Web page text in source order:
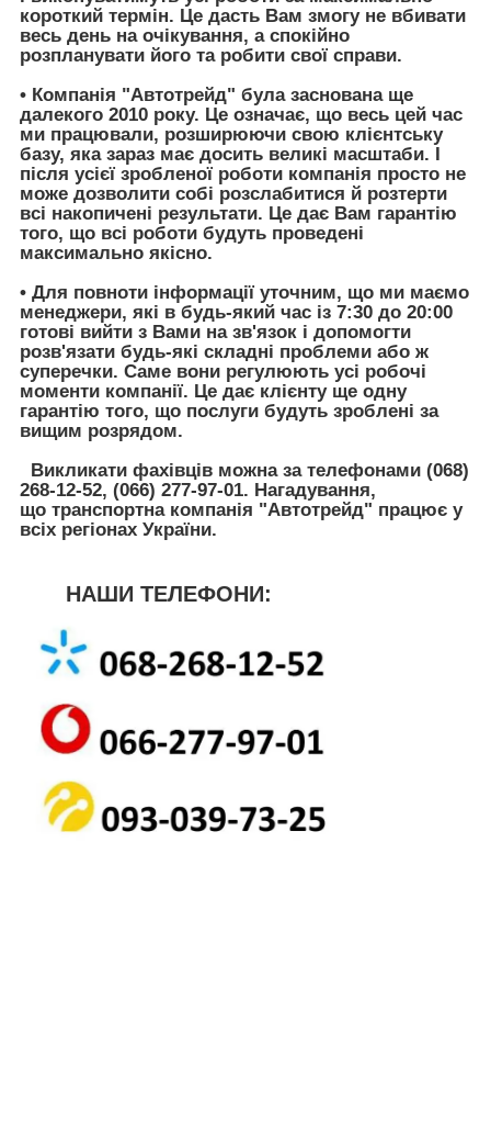
короткий термін. Це дасть Вам змогу не вбивати
весь день на очікування, а спокійно
розпланувати його та робити свої справи.
• Компанія "Автотрейд" була заснована ще
далекого 2010 року. Це означає, що весь цей час
ми працювали, розширюючи свою клієнтську
базу, яка зараз має досить великі масштаби. І
після усієї зробленої роботи компанія просто не
може дозволити собі розслабитися й розтерти
всі накопичені результати. Це дає Вам гарантію
того, що всі роботи будуть проведені
максимально якісно.
• Для повноти інформації уточним, що ми маємо
менеджери, які в будь-який час із 7:30 до 20:00
готові вийти з Вами на зв'язок і допомогти
розв'язати будь-які складні проблеми або ж
суперечки. Саме вони регулюють усі робочі
моменти компанії. Це дає клієнту ще одну
гарантію того, що послуги будуть зроблені за
вищим розрядом.
Викликати фахівців можна за телефонами (068)
268-12-52, (066) 277-97-01. Нагадування,
що транспортна компанія "Автотрейд" працює у
всіх регіонах України.
НАШИ ТЕЛЕФОНИ: